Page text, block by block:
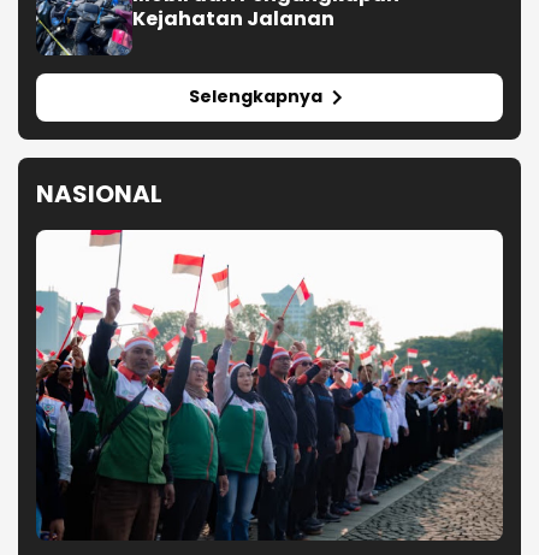
Kejahatan Jalanan
Selengkapnya
NASIONAL